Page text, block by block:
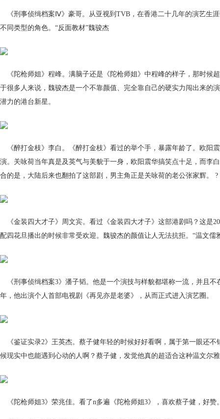
《刑事侦缉档案Ⅳ》豪哥。从亚视到TVB，在香港二十几年的演艺生
不同类型的角色。“反面教材”魏骏杰
《陀枪师姐》程峰。满脑子还是《陀枪师姐》中程峰的样子，那时候
于很多人来说，魏骏杰是一个不靠颜值、完全靠自己的硬实力闯出来的
潜力的港台新星。
《醉打金枝》李白。《醉打金枝》看过的举个手，暴露年龄了。欧阳
演。关咏荷当年真是及英气与美貌于一身，欧阳震华搞笑点十足，而李
合的是，大陆后来也翻拍了这部剧，男主角正是关咏荷的老公张家辉。 ?
《金装四大才子》周文宾。看过《金装四大才子》这部港剧吗？这是
配四花旦播出的时候非常受欢迎。魏骏杰的颜值让人无法抗拒。“温文儒
《刑事侦缉档案3》潘子韬。他是一个演技与样貌都堪称一流，并且
年，他出演个人首部电视剧《再见亦是老婆》，从而正式进入演艺圈。
《鉴证实录2》王英杰。蔡子健年轻的时候好好看啊，属于第一眼还
候现实中也能遇到心动的人啊？蔡子健，发觉他真的超适合这种温文尔
《陀枪师姐3》荣兆佳。看了n多遍《陀枪师姐3》，喜欢蔡子健，好赞